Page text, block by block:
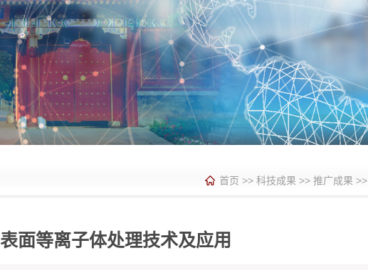
首页 >> 科技成果 >> 推广成果 >>
面等离子体处理技术及应用